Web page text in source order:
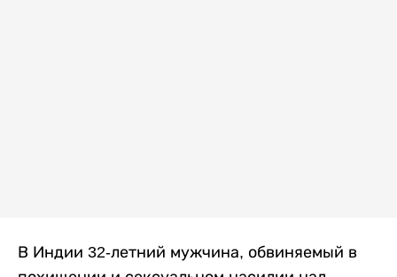
В Индии 32-летний мужчина, обвиняемый в